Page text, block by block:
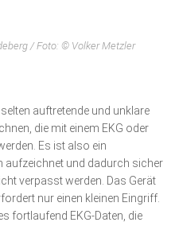
/ Foto: © Volker Metzler
auftretende und un­klare
die mit einem EKG oder
Es ist also ein
aufzeichnet und dadurch sicher
verpasst werden. Das Gerät
nur einen kleinen Eingriff.
fortlaufend EKG-Daten, die